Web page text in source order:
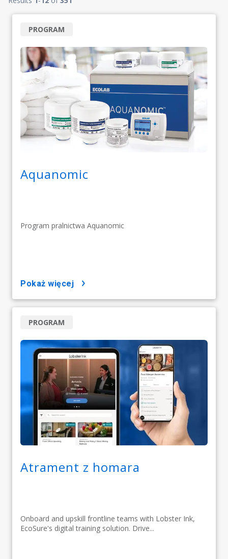
Aquanomic
Program pralnictwa Aquanomic
PROGRAM
pokaż więcej
Atrament z homara
Onboard and upskill frontline teams with Lobster Ink,
EcoSure's digital training solution. Drive...
PROGRAM